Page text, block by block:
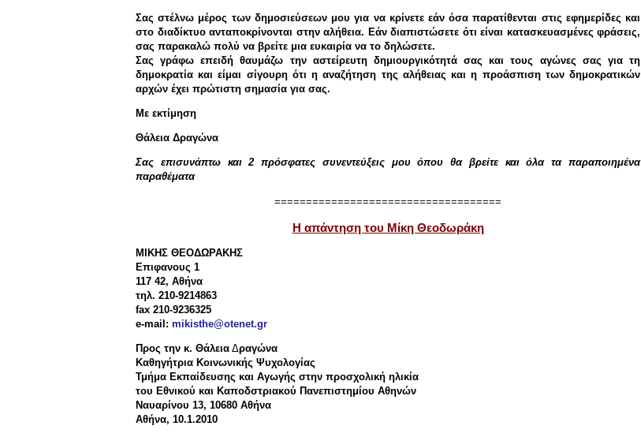
Σας στέλνω μέρος των δημοσιεύσεων μου για να κρίνετε εάν όσα παρατίθενται στις εφημερίδες και
στο διαδίκτυο ανταποκρίνονται στην αλήθεια. Εάν διαπιστώσετε ότι είναι κατασκευασμένες φράσεις,
σας παρακαλώ πολύ να βρείτε μια ευκαιρία να το δηλώσετε.
Σας γράφω επειδή θαυμάζω την αστείρευτη δημιουργικότητά σας και τους αγώνες σας για τη
δημοκρατία και είμαι σίγουρη ότι η αναζήτηση της αλήθειας και η προάσπιση των δημοκρατικών
αρχών έχει πρώτιστη σημασία για σας.
Με εκτίμηση
Θάλεια Δραγώνα
Σας επισυνάπτω και 2 πρόσφατες συνεντεύξεις μου όπου θα βρείτε και όλα τα παραποιημένα
παραθέματα
====================================
Η απάντηση του Μίκη Θεοδωράκη
ΜΙΚΗΣ ΘΕΟΔΩΡΑΚΗΣ
Επιφανους 1
117 42, Αθήνα
τηλ. 210-9214863
fax 210-9236325
e-mail: mikisthe@otenet.gr
Προς την κ. Θάλεια Δραγώνα
Καθηγήτρια Κοινωνικής Ψυχολογίας
Τμήμα Εκπαίδευσης και Αγωγής στην προσχολική ηλικία
του Εθνικού και Καποδστριακού Πανεπιστημίου Αθηνών
Ναυαρίνου 13, 10680 Αθήνα
Αθήνα, 10.1.2010